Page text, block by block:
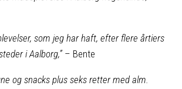
som jeg har haft, efter flere årtiers
i Aalborg,”– Bente
og snacks plus seks retter med alm.